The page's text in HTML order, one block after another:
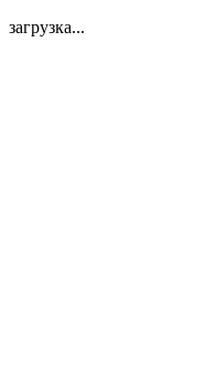
загрузка...